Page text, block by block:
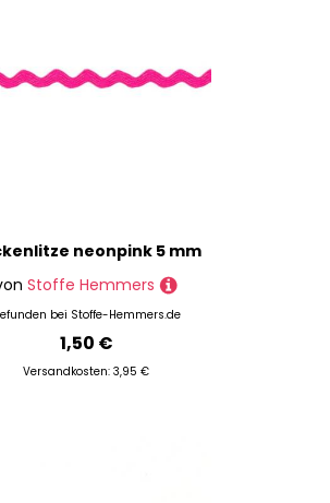
neonpink 5 mm
Stoffe Hemmers
bei Stoffe-Hemmers.de
1,50 €
Versandkosten: 3,95 €